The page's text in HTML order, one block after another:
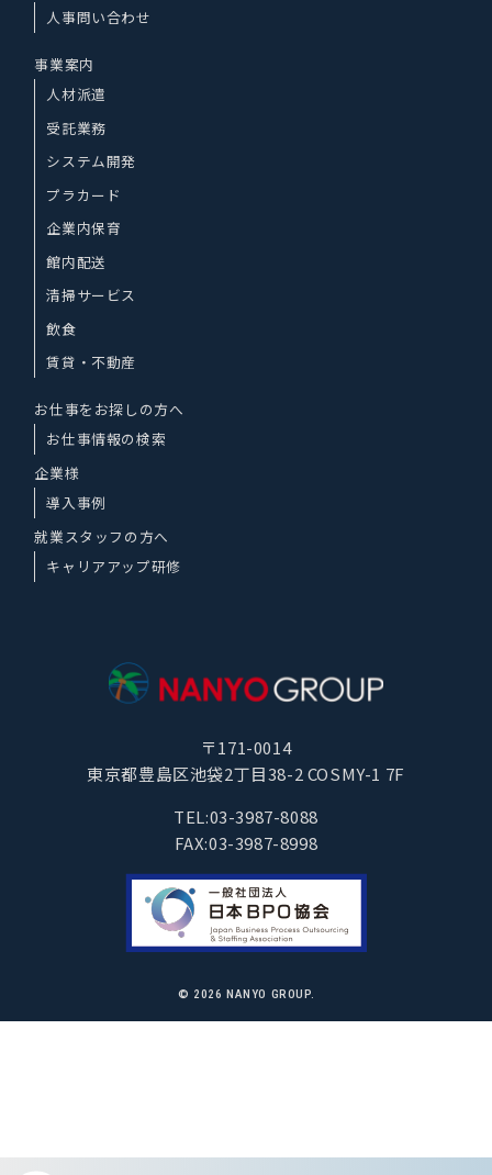
人事問い合わせ
事業案内
人材派遣
受託業務
システム開発
プラカード
企業内保育
館内配送
清掃サービス
飲食
賃貸・不動産
お仕事をお探しの方へ
お仕事情報の検索
企業様
導入事例
就業スタッフの方へ
キャリアアップ研修
〒171-0014
東京都豊島区池袋2丁目38-2 COSMY-1 7F
TEL:03-3987-8088
FAX:03-3987-8998
© 2026 NANYO GROUP.